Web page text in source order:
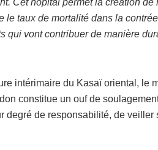
le taux de mortalité dans la
qui vont contribuer de manière
intérimaire du Kasaï oriental, le
constitue un ouf de
degré de responsabilité, de veiller